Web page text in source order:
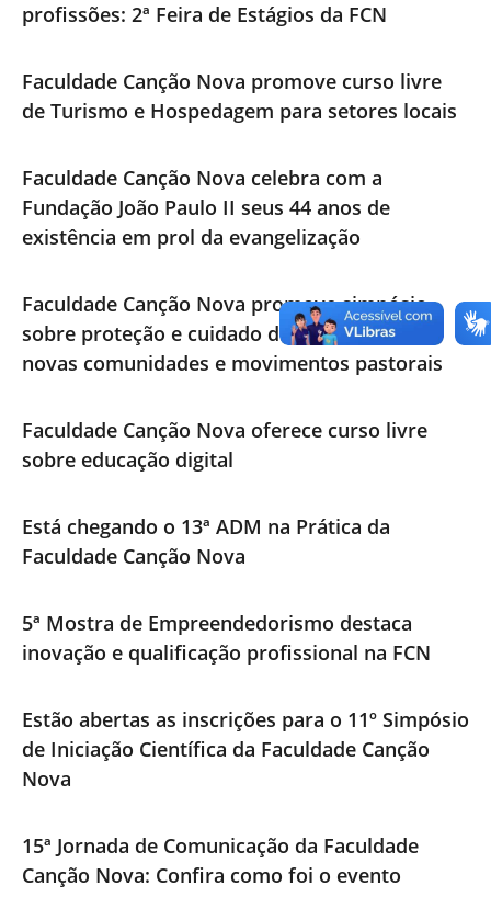
profissões: 2ª Feira de Estágios da FCN
Faculdade Canção Nova promove curso livre
de Turismo e Hospedagem para setores locais
Faculdade Canção Nova celebra com a
Fundação João Paulo II seus 44 anos de
existência em prol da evangelização
Faculdade Canção Nova promove simpósio
sobre proteção e cuidado de vulneráveis em
novas comunidades e movimentos pastorais
Faculdade Canção Nova oferece curso livre
sobre educação digital
Está chegando o 13ª ADM na Prática da
Faculdade Canção Nova
5ª Mostra de Empreendedorismo destaca
inovação e qualificação profissional na FCN
Estão abertas as inscrições para o 11º Simpósio
de Iniciação Científica da Faculdade Canção
Nova
15ª Jornada de Comunicação da Faculdade
Canção Nova: Confira como foi o evento